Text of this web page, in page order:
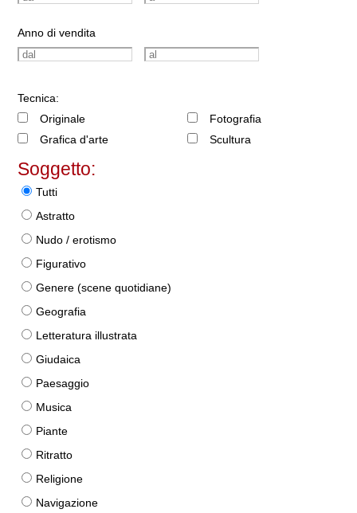
Anno di vendita
Tecnica:
Originale
Grafica d'arte
Fotografia
Scultura
Soggetto:
Tutti
Astratto
Nudo / erotismo
Figurativo
Genere (scene quotidiane)
Geografia
Letteratura illustrata
Giudaica
Paesaggio
Musica
Piante
Ritratto
Religione
Navigazione